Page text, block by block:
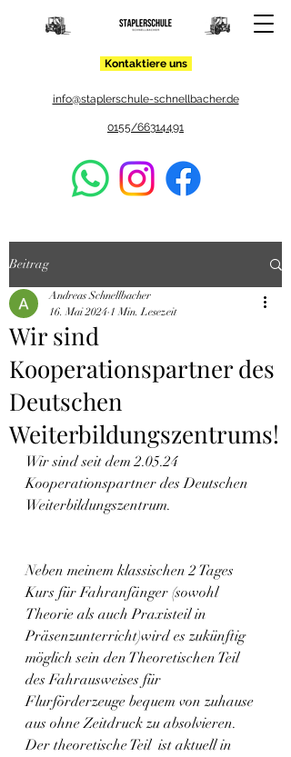
Kontaktiere uns
info@staplerschule-schnellbacher.de
0155/66314491
Beitrag
Wir sind
Kooperationspartner des
Deutschen
Weiterbildungszentrums!
Andreas Schnellbacher
16. Mai 2024 1 Min. Lesezeit
Wir sind seit dem 2.05.24
Kooperationspartner des Deutschen
Weiterbildungszentrum.
Neben meinem klassischen 2 Tages
Kurs für Fahranfänger (sowohl
Theorie als auch Praxisteil in
Präsenzunterricht)wird es zukünftig
möglich sein den Theoretischen Teil
des Fahrausweises für
Flurförderzeuge bequem von zuhause
aus ohne Zeitdruck zu absolvieren.
Der theoretische Teil  ist aktuell in